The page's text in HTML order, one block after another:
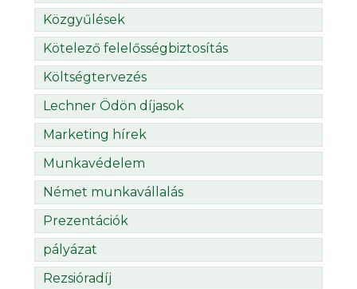
Közgyűlések
Kötelező felelősségbiztosítás
Költségtervezés
Lechner Ödön díjasok
Marketing hírek
Munkavédelem
Német munkavállalás
Prezentációk
pályázat
Rezsióradíj